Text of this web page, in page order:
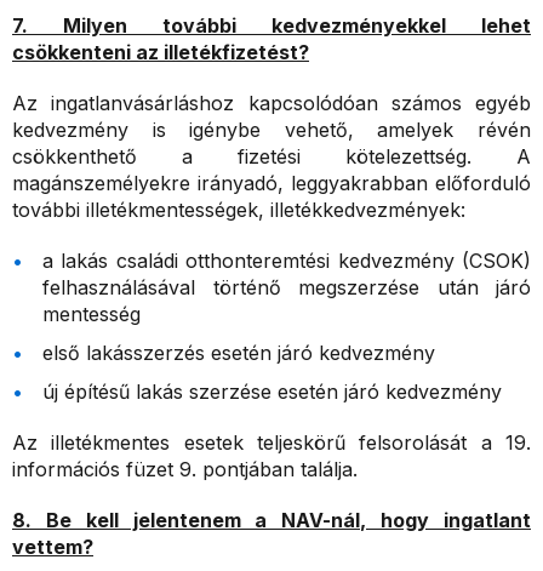
7. Milyen további kedvezményekkel lehet
csökkenteni az illetékfizetést?
Az ingatlanvásárláshoz kapcsolódóan számos egyéb
kedvezmény is igénybe vehető, amelyek révén
csökkenthető a fizetési kötelezettség. A
magánszemélyekre irányadó, leggyakrabban előforduló
további illetékmentességek, illetékkedvezmények:
a lakás családi otthonteremtési kedvezmény (CSOK)
felhasználásával történő megszerzése után járó
mentesség
első lakásszerzés esetén járó kedvezmény
új építésű lakás szerzése esetén járó kedvezmény
Az illetékmentes esetek teljeskörű felsorolását a 19.
információs füzet 9. pontjában találja.
8. Be kell jelentenem a NAV-nál, hogy ingatlant
vettem?